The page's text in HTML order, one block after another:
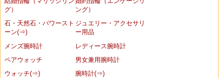
グ）
ング）
石・天然石・パワースト
ーン(⇒)
ジュエリー・アクセサリ
ー用品
メンズ腕時計
レディース腕時計
ペアウォッチ
男女兼用腕時計
ウォッチ(⇒)
腕時計(⇒)